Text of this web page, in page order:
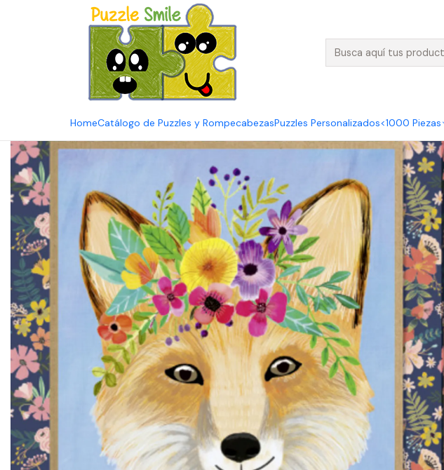
HomeCatálogo de Puzzles y RompecabezasPuzzles Personalizados<1000 Piezas
Catálogo de Puzzles y Rompecabezas Marcas